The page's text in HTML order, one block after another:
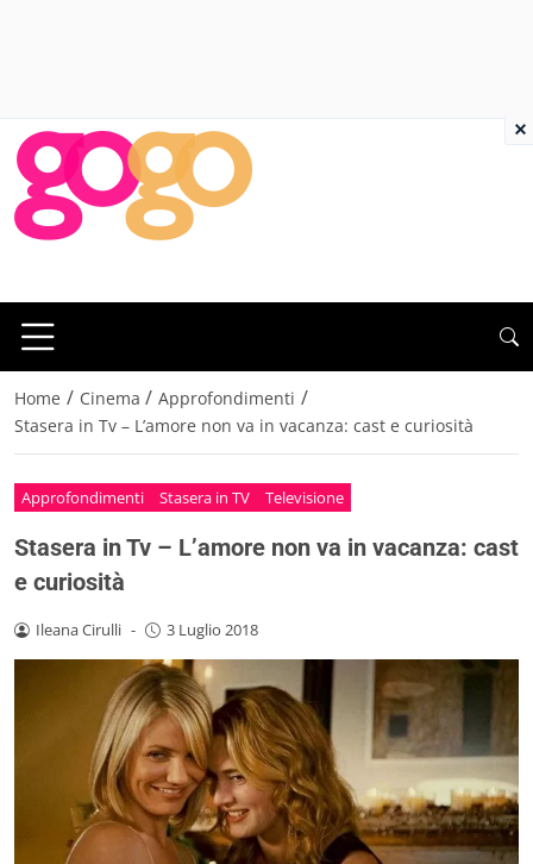
Home / Cinema / Approfondimenti /
Stasera in Tv – L’amore non va in vacanza: cast e curiosità
Approfondimenti Stasera in TV Televisione
Stasera in Tv – L’amore non va in vacanza: cast
e curiosità
Ileana Cirulli - 3 Luglio 2018
×